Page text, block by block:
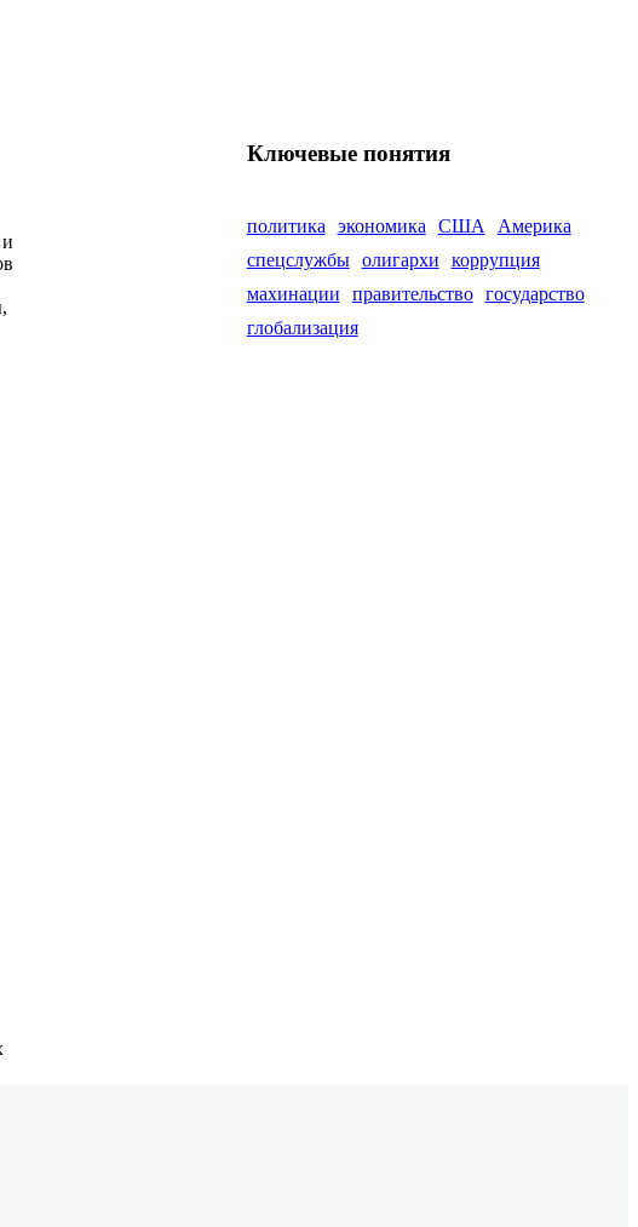
Ключевые понятия
политика экономика США
Америка
спецслужбы
олигархи
коррупция
махинации
правительство
государство
глобализация